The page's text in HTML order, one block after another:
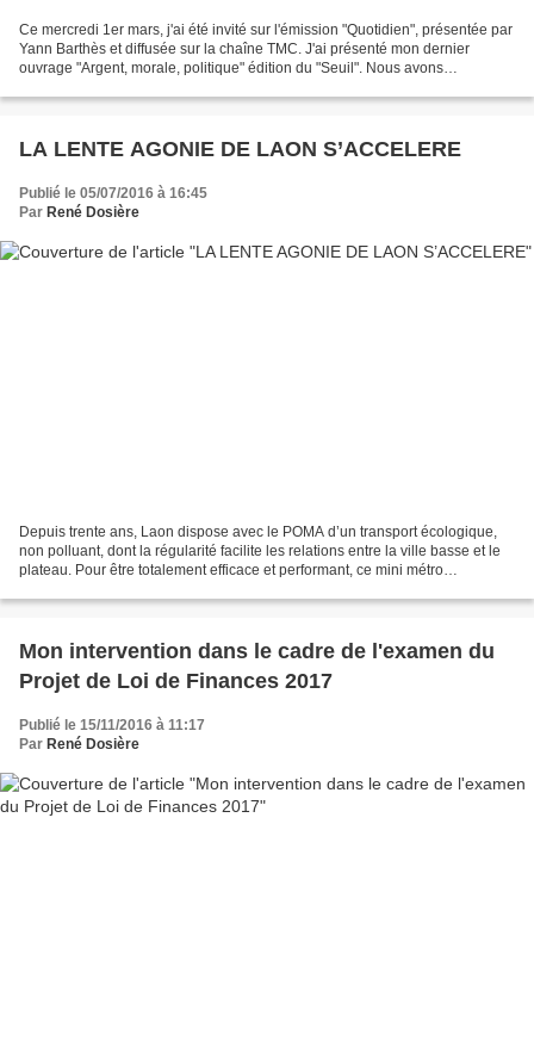
Ce mercredi 1er mars, j'ai été invité sur l'émission "Quotidien", présentée par
Yann Barthès et diffusée sur la chaîne TMC. J'ai présenté mon dernier
ouvrage "Argent, morale, politique" édition du "Seuil". Nous avons
LA LENTE AGONIE DE LAON S’ACCELERE
Publié le 05/07/2016 à 16:45
Par René Dosière
Depuis trente ans, Laon dispose avec le POMA d’un transport écologique,
non polluant, dont la régularité facilite les relations entre la ville basse et le
plateau. Pour être totalement efficace et performant, ce mini métro
Mon intervention dans le cadre de l'examen du
Projet de Loi de Finances 2017
Publié le 15/11/2016 à 11:17
Par René Dosière